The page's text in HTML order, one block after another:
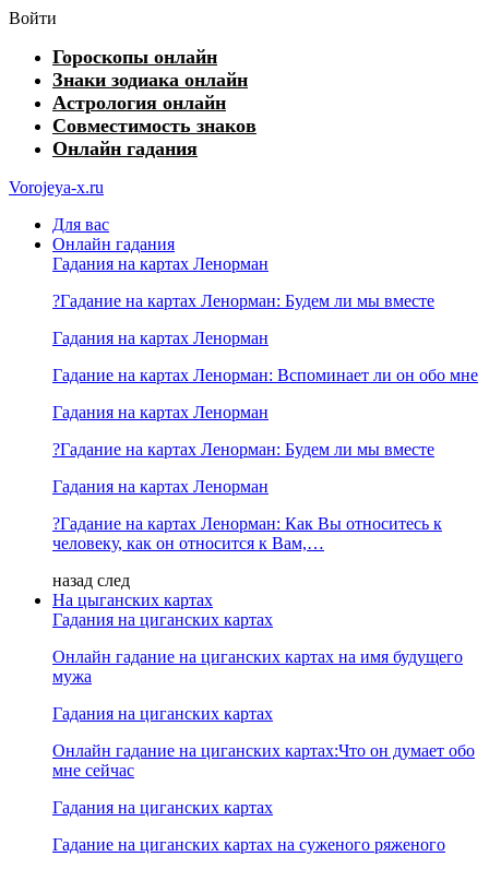
Войти
Гороскопы онлайн
Знаки зодиака онлайн
Астрология онлайн
Совместимость знаков
Онлайн гадания
Vorojeya-x.ru
Для вас
Онлайн гадания
Гадания на картах Ленорман
?Гадание на картах Ленорман: Будем ли мы вместе
Гадания на картах Ленорман
Гадание на картах Ленорман: Вспоминает ли он обо мне
Гадания на картах Ленорман
?Гадание на картах Ленорман: Будем ли мы вместе
Гадания на картах Ленорман
?Гадание на картах Ленорман: Как Вы относитесь к
человеку, как он относится к Вам,…
назад след
На цыганских картах
Гадания на циганских картах
Онлайн гадание на циганских картах на имя будущего
мужа
Гадания на циганских картах
Онлайн гадание на циганских картах:Что он думает обо
мне сейчас
Гадания на циганских картах
Гадание на циганских картах на суженого ряженого